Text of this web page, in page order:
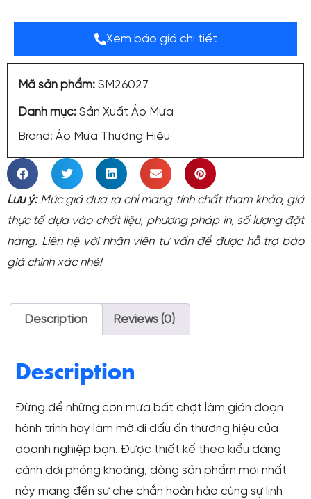
Xem báo giá chi tiết
Mã sản phẩm: SM26027
Danh mục: Sản Xuất Áo Mưa
Brand: Áo Mưa Thương Hiệu
Lưu ý:Mức giá đưa ra chỉ mang tính chất tham khảo, giá
thực tế dựa vào chất liệu, phương pháp in, số lượng đặt
hàng. Liên hệ với nhân viên tư vấn để được hỗ trợ báo
giá chính xác nhé!
Description Reviews (0)
Description
Đừng để những cơn mưa bất chợt làm gián đoạn
hành trình hay làm mờ đi dấu ấn thương hiệu của
doanh nghiệp bạn. Được thiết kế theo kiểu dáng
cánh dơi phóng khoáng, dòng sản phẩm mới nhất
này mang đến sự che chắn hoàn hảo cùng sự linh